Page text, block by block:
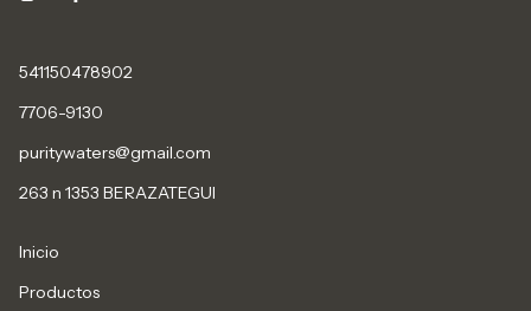
541150478902
7706-9130
puritywaters@gmail.com
263 n 1353 BERAZATEGUI
Inicio
Productos